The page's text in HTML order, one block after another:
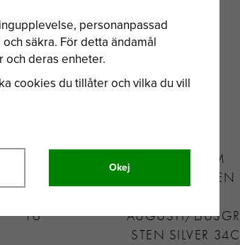
16
SVEDBOM
MÅNADSTEN
AUGUSTI/
STEN SILVER
personanpassad
säkra. För detta ändamål
och deras enheter.
cookies du tillåter och vilka du vill
Okej